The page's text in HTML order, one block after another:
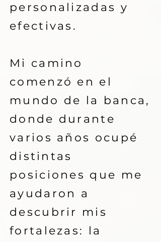
personalizadas y
efectivas.
Mi camino
comenzó en el
mundo de la banca,
donde durante
varios años ocupé
distintas
posiciones que me
ayudaron a
descubrir mis
fortalezas: la